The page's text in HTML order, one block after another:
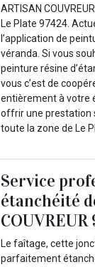
ARTISAN
Le Plate 97424.
l’application de
véranda. Si vous
peinture résine
vous c’est de
entièrement à votre
offrir une prestation
toute la zone de Le
Service
étanchéité
COUVREUR
Le faîtage, cette
parfaitement